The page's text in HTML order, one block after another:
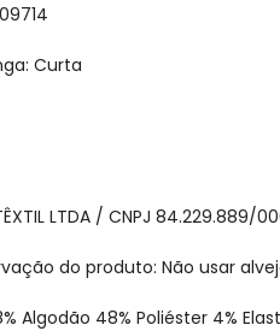
Curta
LTDA / CNPJ 84.229.889/
do produto: Não usar
Algodão 48% Poliéster 4%